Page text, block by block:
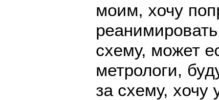
моим, хочу
схему, может
метрологи,
за схему, хочу